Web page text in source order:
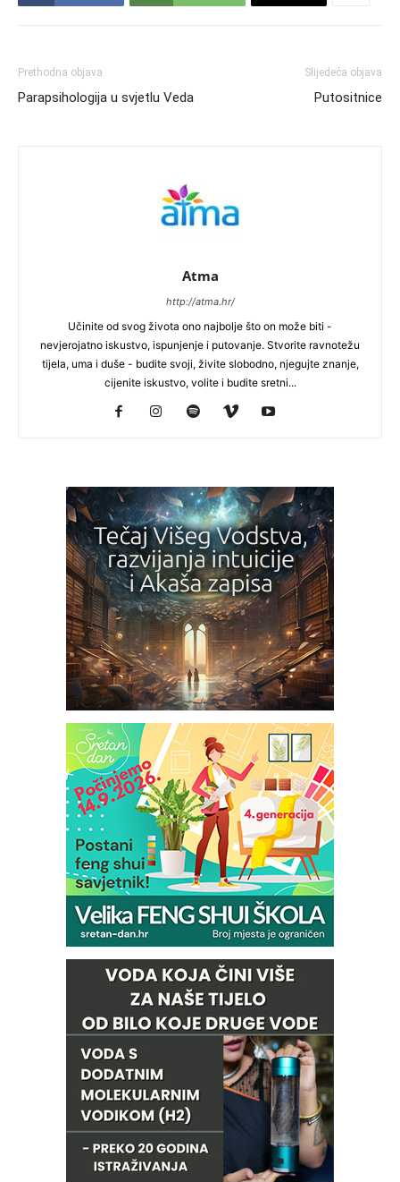
Prethodna objava
Parapsihologija u svjetlu Veda
Slijedeća objava
Putositnice
Atma
http://atma.hr/
Učinite od svog života ono najbolje što on može biti -
nevjerojatno iskustvo, ispunjenje i putovanje. Stvorite ravnotežu
tijela, uma i duše - budite svoji, živite slobodno, njegujte znanje,
cijenite iskustvo, volite i budite sretni...